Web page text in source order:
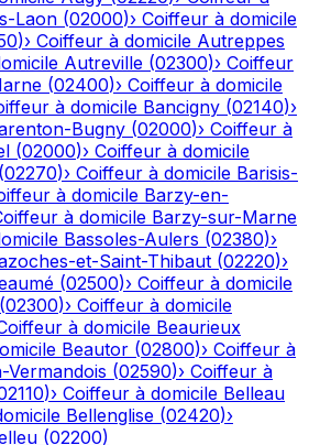
Laon (02000)› Coiffeur à domicile
)› Coiffeur à domicile Autreppes
Autreville (02300)› Coiffeur
(02400)› Coiffeur à domicile
à domicile Bancigny (02140)›
Bugny (02000)› Coiffeur à
(02000)› Coiffeur à domicile
(02270)› Coiffeur à domicile Barisis-
à domicile Barzy-en-
à domicile Barzy-sur-Marne
Bassoles-Aulers (02380)›
et-Saint-Thibaut (02220)›
(02500)› Coiffeur à domicile
(02300)› Coiffeur à domicile
à domicile Beaurieux
Beautor (02800)› Coiffeur à
Vermandois (02590)› Coiffeur à
)› Coiffeur à domicile Belleau
Bellenglise (02420)›
(02200)